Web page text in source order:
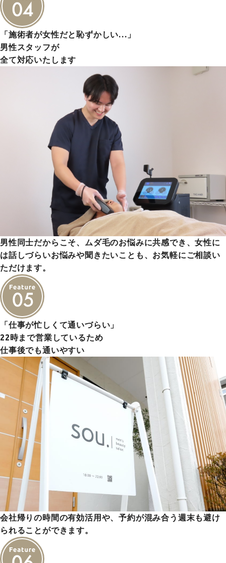
「施術者が女性だと恥ずかしい…」
男性スタッフが
全て対応いたします
男性同士だからこそ、ムダ毛のお悩みに共感でき、女性に
は話しづらいお悩みや聞きたいことも、お気軽にご相談い
ただけます。
「仕事が忙しくて通いづらい」
22時まで営業しているため
仕事後でも通いやすい
会社帰りの時間の有効活用や、予約が混み合う週末も避け
られることができます。